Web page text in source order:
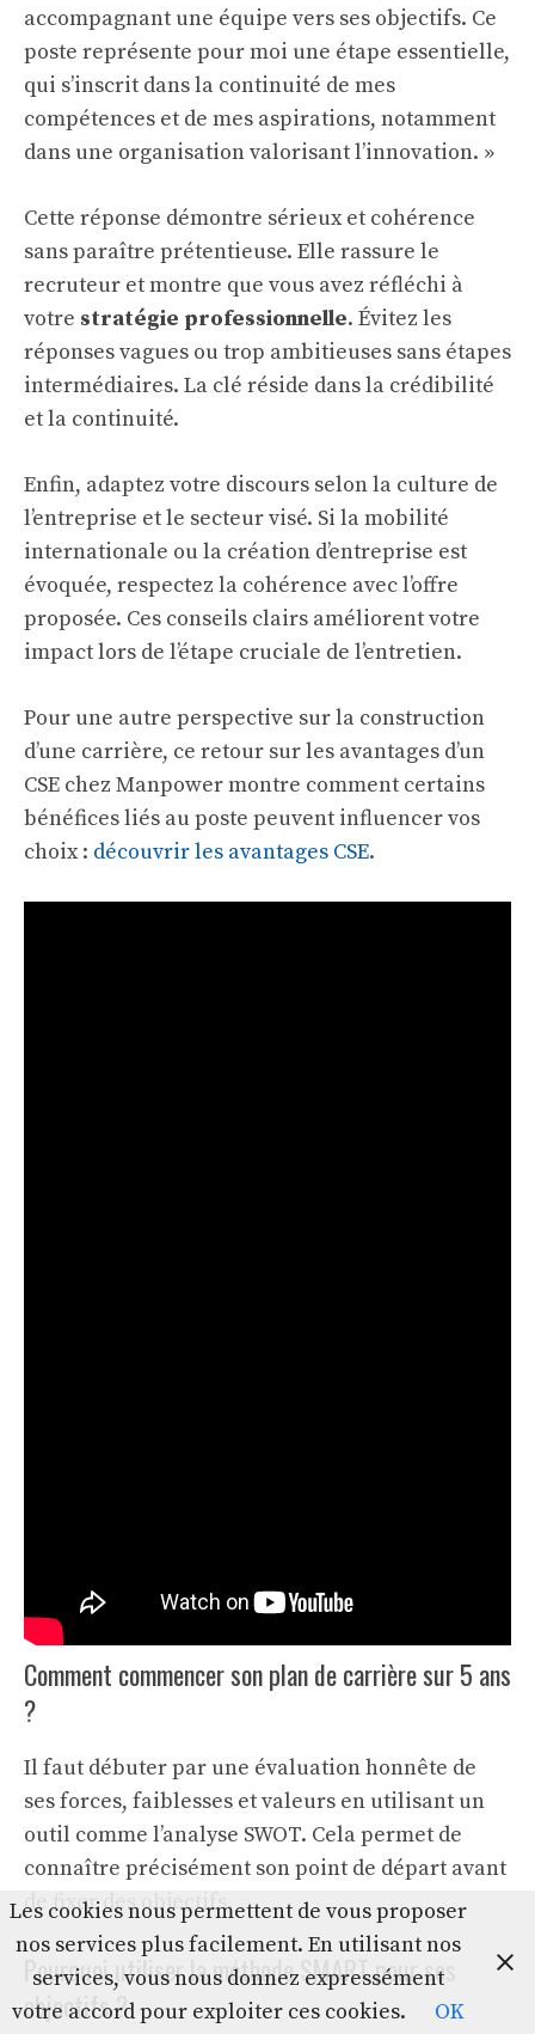
accompagnant une équipe vers ses objectifs. Ce
poste représente pour moi une étape essentielle,
qui s’inscrit dans la continuité de mes
compétences et de mes aspirations, notamment
dans une organisation valorisant l’innovation. »
Cette réponse démontre sérieux et cohérence
sans paraître prétentieuse. Elle rassure le
recruteur et montre que vous avez réfléchi à
votre stratégie professionnelle. Évitez les
réponses vagues ou trop ambitieuses sans étapes
intermédiaires. La clé réside dans la crédibilité
et la continuité.
Enfin, adaptez votre discours selon la culture de
l’entreprise et le secteur visé. Si la mobilité
internationale ou la création d’entreprise est
évoquée, respectez la cohérence avec l’offre
proposée. Ces conseils clairs améliorent votre
impact lors de l’étape cruciale de l’entretien.
Pour une autre perspective sur la construction
d’une carrière, ce retour sur les avantages d’un
CSE chez Manpower montre comment certains
bénéfices liés au poste peuvent influencer vos
choix : découvrir les avantages CSE.
Comment commencer son plan de carrière sur 5 ans
?
Il faut débuter par une évaluation honnête de
ses forces, faiblesses et valeurs en utilisant un
outil comme l’analyse SWOT. Cela permet de
connaître précisément son point de départ avant
de fixer des objectifs.
Pourquoi utiliser la méthode SMART pour ses
objectifs ?
Les cookies nous permettent de vous proposer
nos services plus facilement. En utilisant nos
services, vous nous donnez expressément
votre accord pour exploiter ces cookies.
OK